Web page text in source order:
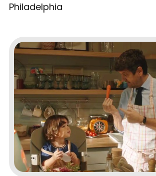
Philadelphia